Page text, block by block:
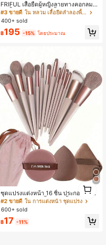
FRIFUL เสื้อยืดผู้หญิงลายทางคอกลมแ
ขนสั้นปลายแขนพับ เสื้อยืดกราฟิกฤดูร้
อน
#3 ขายดี
ใน หลวม เสื้อยืดลำลองพื้นฐาน
400+ sold
฿195 -15% โดยประมาณ
ชุดแปรงแต่งหน้า 16 ชิ้น ประกอบด้วยแ
ปรงแต่งหน้า 13 ชิ้น, ฟองน้ำแต่งหน้ารู
ปหยดน้ำ 1 ชิ้น, แปรงแป้งรองพื้นกลม 1
ชิ้น และฟองน้ำแต่งหน้ารูปสามเหลี่ยม
1 ชิ้น - ชุดคลาสสิก ทำจากขนสังเคราะ
ห์นุ่มและเป็นมิตรต่อผิว เหมาะสำหรับผู้
#2 ขายดี ใน การแต่งหน้า ชุดแปรง
600+ sold
฿17 -11%
1